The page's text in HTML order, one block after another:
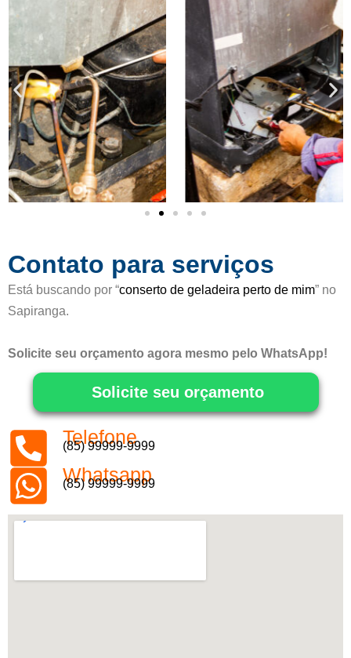
5
c
a
d
o
c
o
m
5
d
Contato para serviços
Está buscando por “conserto de geladeira perto de mim” no
Sapiranga.
Solicite seu orçamento agora mesmo pelo WhatsApp!
Solicite seu orçamento
Telefone
(85) 99999-9999
Whatsapp
(85) 99999-9999